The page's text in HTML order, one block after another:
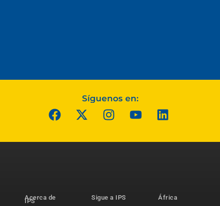
Síguenos en:
Acerca de
IPS
Sigue a IPS
África